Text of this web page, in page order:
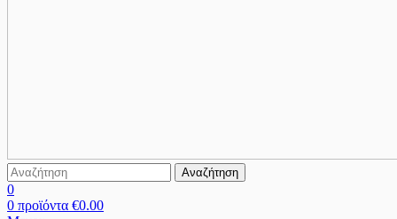
Αναζήτηση
0
0 προϊόντα €0.00